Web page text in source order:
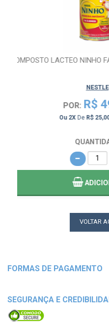
FIXARE PRO+ LIMÃO,
NAO
DE:
POR:R$
VOLTAR
FORMAS DE PAGAMENTO
SEGURANÇA E